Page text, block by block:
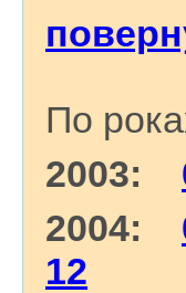
По
2003:
2004:
12